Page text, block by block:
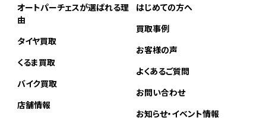
オートパーチェスが選ばれる理
由
タイヤ買取
くるま買取
バイク買取
店舗情報
はじめての方へ
買取事例
お客様の声
よくあるご質問
お問い合わせ
お知らせ・イベント情報